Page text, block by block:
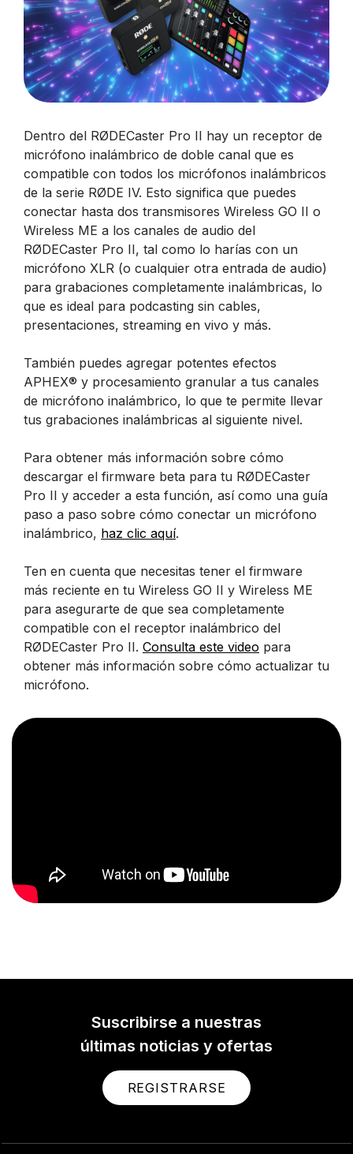
Dentro del RØDECaster Pro II hay un receptor de
micrófono inalámbrico de doble canal que es
compatible con todos los micrófonos inalámbricos
de la serie RØDE IV. Esto significa que puedes
conectar hasta dos transmisores Wireless GO II o
Wireless ME a los canales de audio del
RØDECaster Pro II, tal como lo harías con un
micrófono XLR (o cualquier otra entrada de audio)
para grabaciones completamente inalámbricas, lo
que es ideal para podcasting sin cables,
presentaciones, streaming en vivo y más.
También puedes agregar potentes efectos
APHEX® y procesamiento granular a tus canales
de micrófono inalámbrico, lo que te permite llevar
tus grabaciones inalámbricas al siguiente nivel.
Para obtener más información sobre cómo
descargar el firmware beta para tu RØDECaster
Pro II y acceder a esta función, así como una guía
paso a paso sobre cómo conectar un micrófono
inalámbrico, haz clic aquí.
Ten en cuenta que necesitas tener el firmware
más reciente en tu Wireless GO II y Wireless ME
para asegurarte de que sea completamente
compatible con el receptor inalámbrico del
RØDECaster Pro II. Consulta este video para
obtener más información sobre cómo actualizar tu
micrófono.
Suscribirse a nuestras
últimas noticias y ofertas
REGISTRARSE